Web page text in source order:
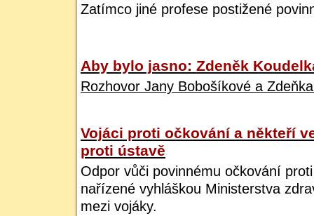
Zatímco jiné profese postižené
Aby bylo jasno: Zdeněk
Rozhovor Jany Bobošíkové a
Vojáci proti očkování a někteří
proti ústavě
Odpor vůči povinnému očkování
nařízené vyhláškou Ministerstva
mezi vojáky.